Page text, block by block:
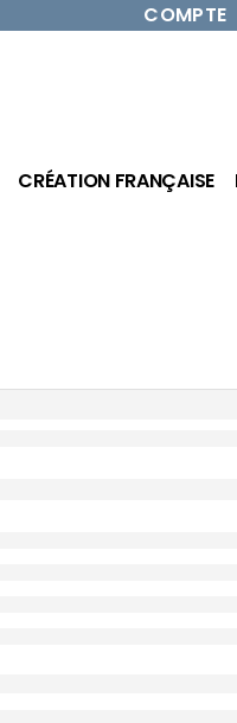
COMPTE
CRÉATION FRANÇAISE